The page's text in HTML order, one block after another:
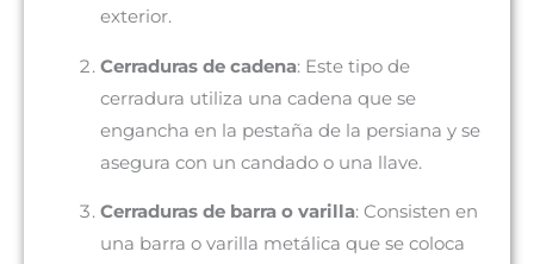
exterior.
Cerraduras de cadena: Este tipo de
cerradura utiliza una cadena que se
engancha en la pestaña de la persiana y se
asegura con un candado o una llave.
Cerraduras de barra o varilla: Consisten en
una barra o varilla metálica que se coloca